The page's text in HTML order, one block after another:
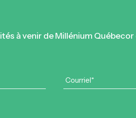
à venir de Millénium Québecor